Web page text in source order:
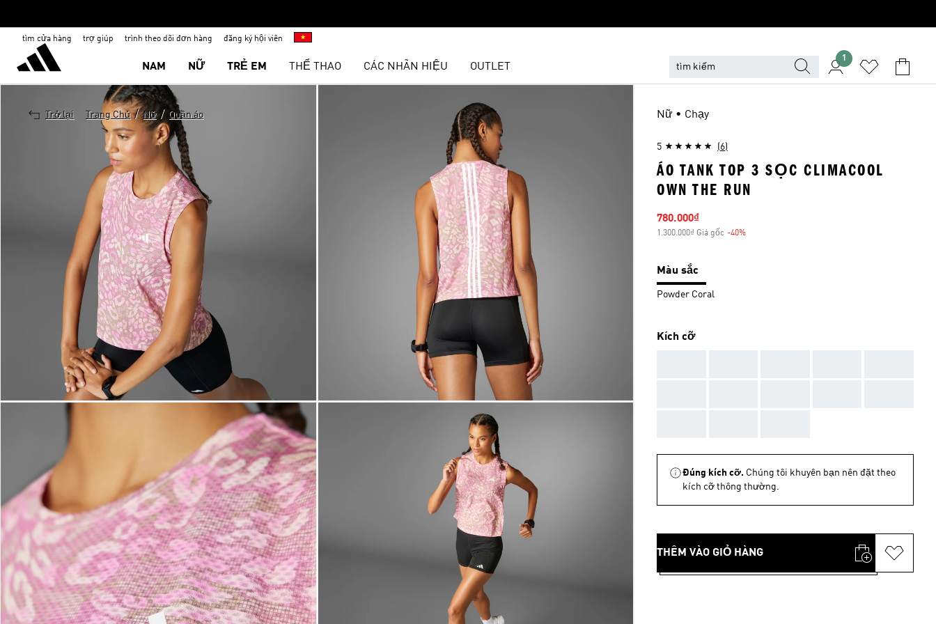
tìm cửa hàng trợ giúp trình theo dõi đơn hàng đăng ký hội viên
NAM NỮ TRẺ EM THỂ THAO CÁC NHÃN HIỆU OUTLET
1
Trở lại Trang Chủ / Nữ / Quần áo Nữ • Chạy
5 (6)
ÁO TANK TOP 3 SỌC CLIMACOOL
OWN THE RUN
Giá bán
780.000₫
1.300.000₫ Giá gốc -40%
Màu sắc
Powder Coral
Kích cỡ
Đúng kích cỡ. Chúng tôi khuyên bạn nên đặt theo
kích cỡ thông thường.
THÊM VÀO GIỎ HÀNG